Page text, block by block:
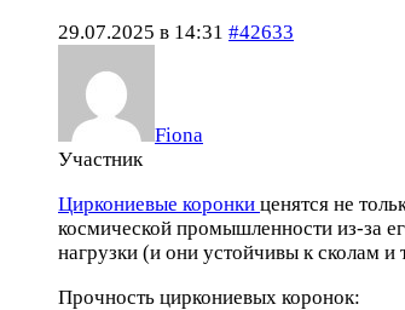
29.07.2025 в 14:31 #42633
Fiona
Участник
Циркониевые коронки ценятся не
космической промышленности из-за
нагрузки (и они устойчивы к сколам
Прочность циркониевых коронок: